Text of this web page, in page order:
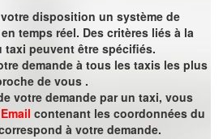
disposition un système de
temps réel. Des critères liés à la
taxi peuvent être spécifiés.
demande à tous les taxis les plus
de vous .
votre demande par un taxi, vous
Email contenant les coordonnées du
à votre demande.